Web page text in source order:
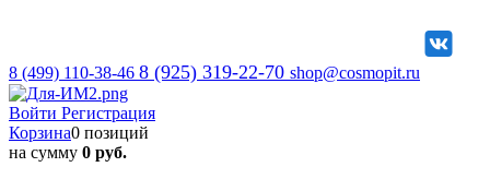
8 (499) 110-38-46 8 (925) 319-22-70 shop@cosmopit.ru
Войти Регистрация
Корзина0 позиций
на сумму 0 руб.